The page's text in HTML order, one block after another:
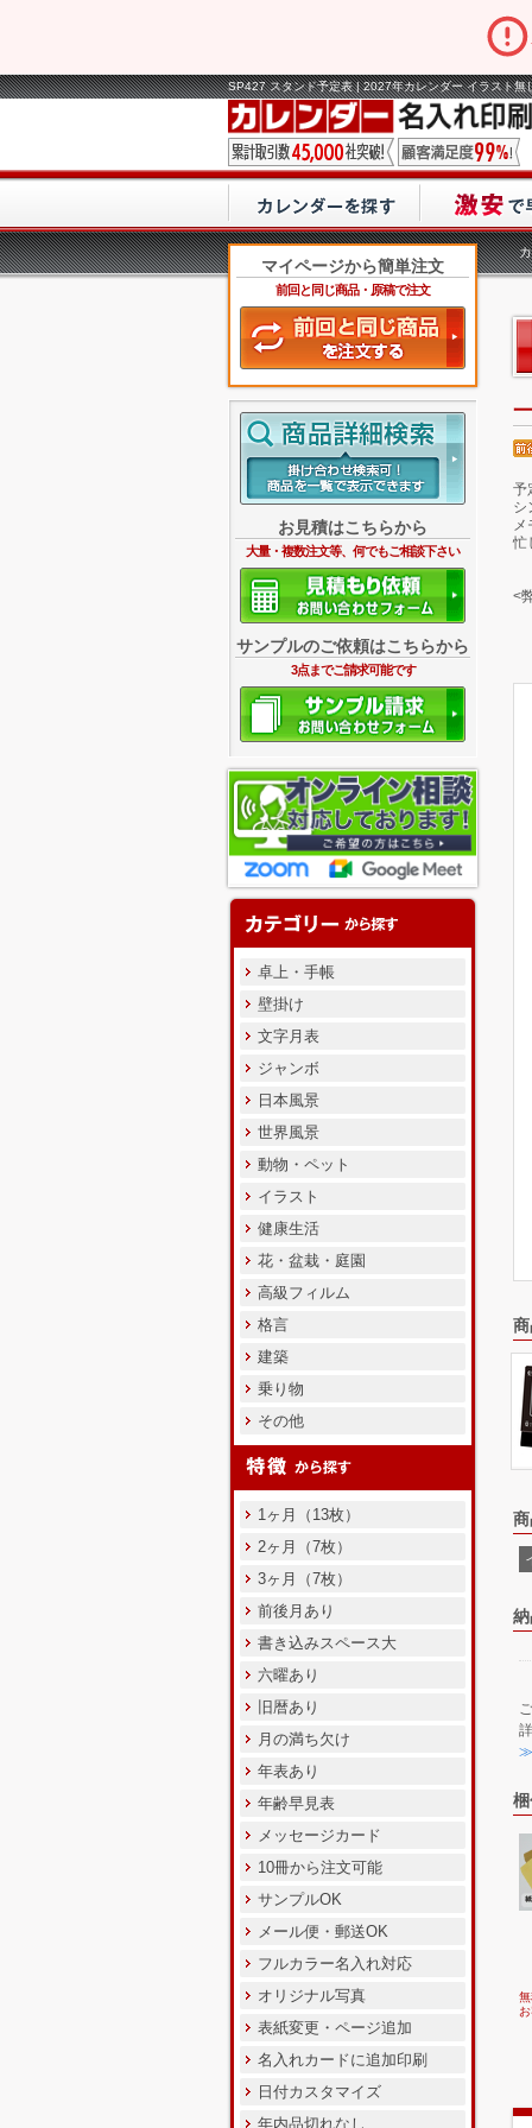
SP427 スタンド予定表 | 2027年カレンダー イラスト
マイページから簡単注文
前回と同じ商品・原稿で注文
お見積はこちらから
大量・複数注文等、何でもご相談下さい
サンプルのご依頼はこちらから
3点までご請求可能です
卓上・手帳
壁掛け
文字月表
ジャンボ
日本風景
世界風景
動物・ペット
イラスト
健康生活
花・盆栽・庭園
高級フィルム
格言
建築
乗り物
その他
1ヶ月（13枚）
2ヶ月（7枚）
3ヶ月（7枚）
前後月あり
書き込みスペース大
六曜あり
旧暦あり
月の満ち欠け
年表あり
年齢早見表
メッセージカード
10冊から注文可能
サンプルOK
メール便・郵送OK
フルカラー名入れ対応
オリジナル写真
表紙変更・ページ追加
名入れカードに追加印刷
日付カスタマイズ
年内品切れなし
予
シ
忙
<
≫